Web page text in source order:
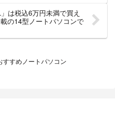
は税込6万円未満で買え
の14型ノートパソコンで
すすめノートパソコン